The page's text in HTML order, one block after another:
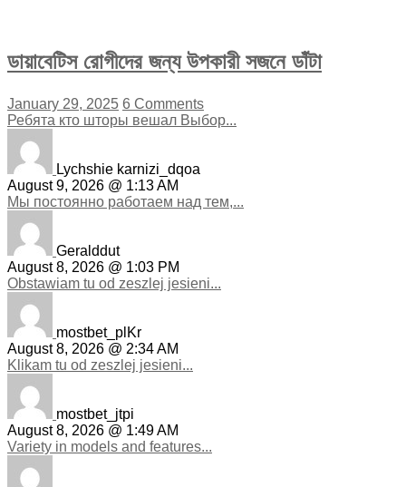
ডায়াবেটিস রোগীদের জন্য উপকারী সজনে ডাঁটা
January 29, 2025 6 Comments
Ребята кто шторы вешал Выбор...
Lychshie karnizi_dqoa
August 9, 2026 @ 1:13 AM
Мы постоянно работаем над тем,...
Geralddut
August 8, 2026 @ 1:03 PM
Obstawiam tu od zeszlej jesieni...
mostbet_plKr
August 8, 2026 @ 2:34 AM
Klikam tu od zeszlej jesieni...
mostbet_jtpi
August 8, 2026 @ 1:49 AM
Variety in models and features...